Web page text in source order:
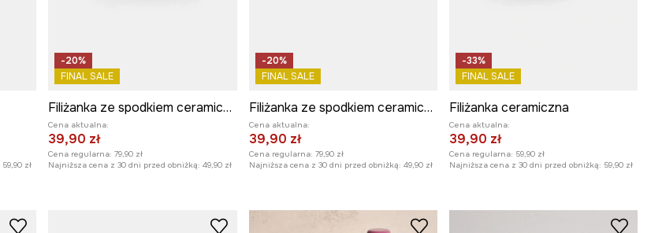
59,90 zł
-20%
FINAL SALE
Filiżanka ze spodkiem ceramiczna
Cena aktualna:
39,90 zł
Cena regularna: 79,90 zł
Najniższa cena z 30 dni przed obniżką: 49,90 zł
-20%
FINAL SALE
Filiżanka ze spodkiem ceramiczna
Cena aktualna:
39,90 zł
Cena regularna: 79,90 zł
Najniższa cena z 30 dni przed obniżką: 49,90 zł
-33%
FINAL SALE
Filiżanka ceramiczna
Cena aktualna:
39,90 zł
Cena regularna: 59,90 zł
Najniższa cena z 30 dni przed obniżką: 59,90 zł